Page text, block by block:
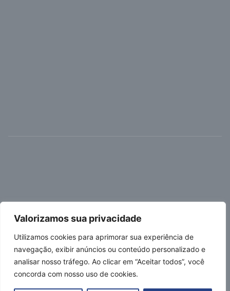
Valorizamos sua privacidade
Utilizamos cookies para aprimorar sua experiência de
navegação, exibir anúncios ou conteúdo personalizado e
analisar nosso tráfego. Ao clicar em “Aceitar todos”, você
concorda com nosso uso de cookies.